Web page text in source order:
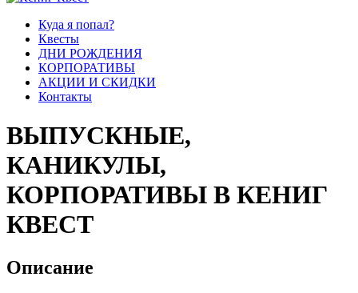
Куда я попал?
Квесты
ДНИ РОЖДЕНИЯ
КОРПОРАТИВЫ
АКЦИИ И СКИДКИ
Контакты
ВЫПУСКНЫЕ,
КАНИКУЛЫ,
КОРПОРАТИВЫ В КЕНИГ
КВЕСТ
Описание